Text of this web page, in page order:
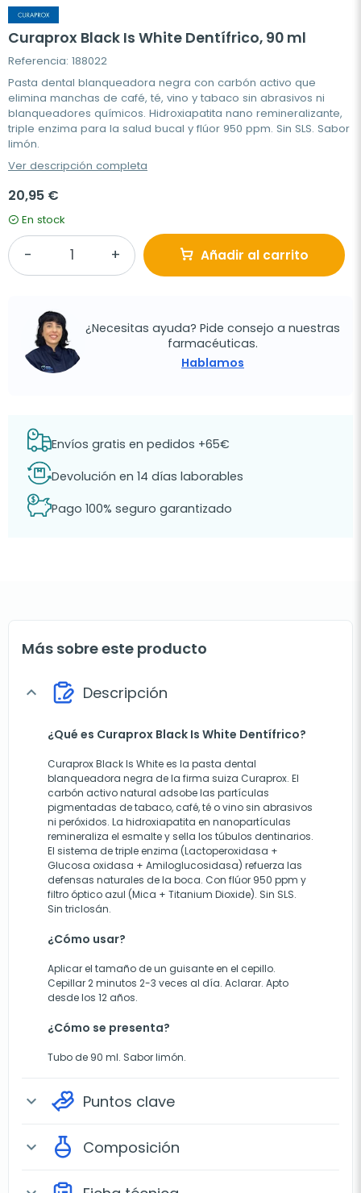
Curaprox Black Is White Dentífrico, 90 ml
Referencia: 188022
Pasta dental blanqueadora negra con carbón activo que
elimina manchas de café, té, vino y tabaco sin abrasivos ni
blanqueadores químicos. Hidroxiapatita nano remineralizante,
triple enzima para la salud bucal y flúor 950 ppm. Sin SLS. Sabor
limón.
Ver descripción completa
20,95 €
En stock
Añadir al carrito
¿Necesitas ayuda? Pide consejo a nuestras
farmacéuticas.
Hablamos
Envíos gratis en pedidos +65€
Devolución en 14 días laborables
Pago 100% seguro garantizado
Más sobre este producto
expand_more Descripción
¿Qué es Curaprox Black Is White Dentífrico?
Curaprox Black Is White es la pasta dental
blanqueadora negra de la firma suiza Curaprox. El
carbón activo natural adsobe las partículas
pigmentadas de tabaco, café, té o vino sin abrasivos
ni peróxidos. La hidroxiapatita en nanopartículas
remineraliza el esmalte y sella los túbulos dentinarios.
El sistema de triple enzima (Lactoperoxidasa +
Glucosa oxidasa + Amiloglucosidasa) refuerza las
defensas naturales de la boca. Con flúor 950 ppm y
filtro óptico azul (Mica + Titanium Dioxide). Sin SLS.
Sin triclosán.
¿Cómo usar?
Aplicar el tamaño de un guisante en el cepillo.
Cepillar 2 minutos 2-3 veces al día. Aclarar. Apto
desde los 12 años.
¿Cómo se presenta?
Tubo de 90 ml. Sabor limón.
expand_more Puntos clave
expand_more Composición